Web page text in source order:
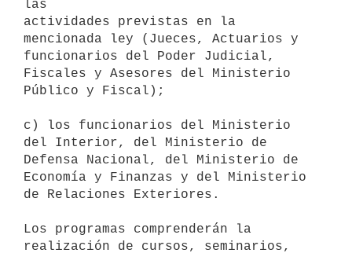
las
actividades previstas en la
mencionada ley (Jueces, Actuarios y
funcionarios del Poder Judicial,
Fiscales y Asesores del Ministerio
Público y Fiscal);
c) los funcionarios del Ministerio
del Interior, del Ministerio de
Defensa Nacional, del Ministerio de
Economía y Finanzas y del Ministerio
de Relaciones Exteriores.
Los programas comprenderán la
realización de cursos, seminarios,